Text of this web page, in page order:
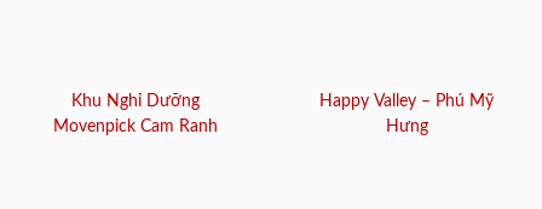
Khu Nghỉ Dưỡng
Movenpick Cam Ranh
Happy Valley – Phú Mỹ
Hưng